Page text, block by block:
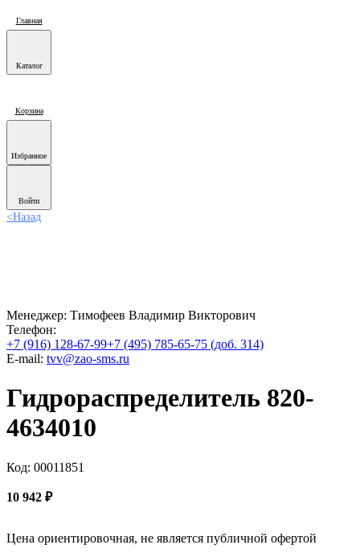
Главная
Каталог
Корзина
Избранное
Войти
<Назад
Менеджер: Тимофеев Владимир Викторович
Телефон:
+7 (916) 128-67-99+7 (495) 785-65-75 (доб. 314)
E-mail: tvv@zao-sms.ru
Гидрораспределитель 820-
4634010
Код: 00011851
10 942 ₽
Цена ориентировочная, не является публичной офертой